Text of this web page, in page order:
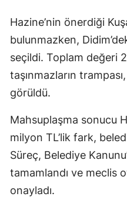
Hazine’nin önerdiği
bulunmazken,
seçildi. Toplam değeri
taşınmazların
görüldü.
Mahsuplaşma sonucu
milyon TL’lik fark,
Süreç, Belediye
tamamlandı ve meclis
onayladı.